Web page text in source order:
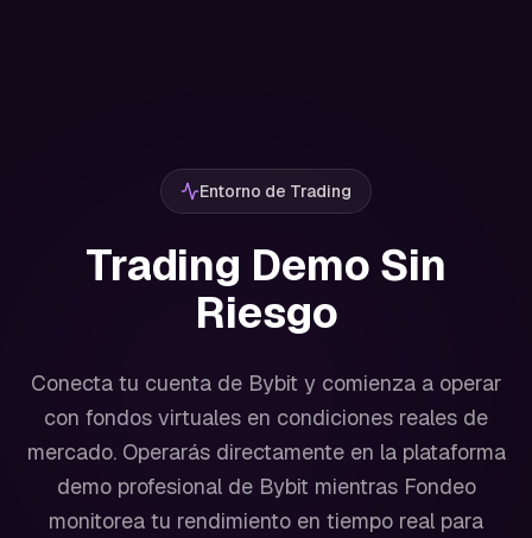
Entorno de Trading
Trading Demo Sin
Riesgo
Conecta tu cuenta de Bybit y comienza a operar
con fondos virtuales en condiciones reales de
mercado. Operarás directamente en la plataforma
demo profesional de Bybit mientras Fondeo
monitorea tu rendimiento en tiempo real para